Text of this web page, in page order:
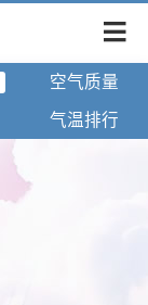
空气质量
气温排行